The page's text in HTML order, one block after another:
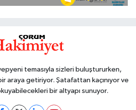
temasıyla sizleri buluştururken,
araya getiriyor. Şatafattan kaçınıyor ve
bir altyapı sunuyor.